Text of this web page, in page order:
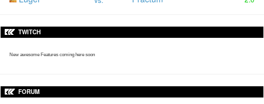
TWITCH
New awesome Features coming here soon
FORUM